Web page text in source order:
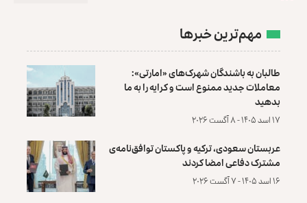
مهم‌ترین خبرها
طالبان به باشندگان شهرک‌های «امارتی»:
معاملات جدید ممنوع است و کرایه را به ما
بدهید
۱۷ اسد ۱۴۰۵ - ۸ آگست ۲۰۲۶
عربستان سعودی، ترکیه و پاکستان توافق‌نامه‌ی
مشترک دفاعی امضا کردند
۱۶ اسد ۱۴۰۵ - ۷ آگست ۲۰۲۶